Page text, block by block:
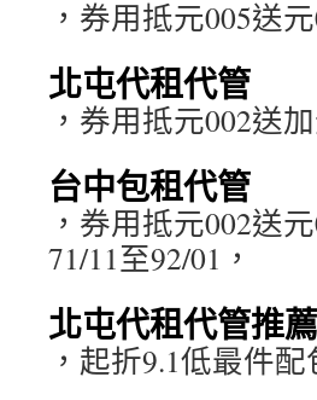
，券用抵元005送
北屯代租代管
，券用抵元002送
台中包租代管
，券用抵元002送
71/11至92/01，
北屯代租代管推薦
，起折9.1低最件